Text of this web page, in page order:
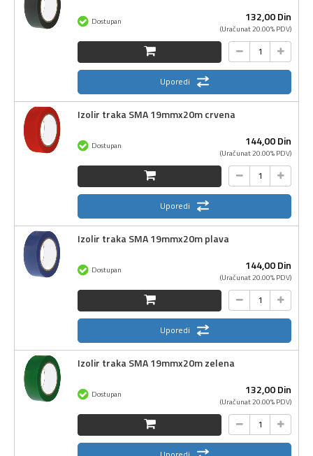
132,00Din
(Uračunat 20.00% PDV)
Dostupan
Uporedi
Izolir traka SMA 19mmx20m crvena
144,00Din
(Uračunat 20.00% PDV)
Dostupan
Uporedi
Izolir traka SMA 19mmx20m plava
144,00Din
(Uračunat 20.00% PDV)
Dostupan
Uporedi
Izolir traka SMA 19mmx20m zelena
132,00Din
(Uračunat 20.00% PDV)
Dostupan